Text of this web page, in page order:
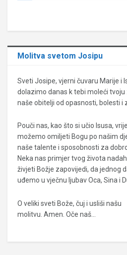
Molitva svetom Josipu
Sveti Josipe, vjerni čuvaru Marije i
dolazimo danas k tebi moleći
naše obitelji od opasnosti, bolesti i
Pouči nas, kao što si učio Isusa,
možemo omiljeti Bogu po našim
naše talente i sposobnosti za
Neka nas primjer tvog života
živjeti Božje zapovijedi, da jednog
uđemo u vječnu ljubav Oca, Sina i
O veliki sveti Bože, čuj i usliši našu
molitvu. Amen. Oče naš…